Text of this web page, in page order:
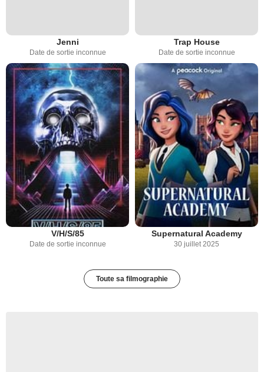
Jenni
Date de sortie inconnue
Trap House
Date de sortie inconnue
V/H/S/85
Date de sortie inconnue
Supernatural Academy
30 juillet 2025
Toute sa filmographie